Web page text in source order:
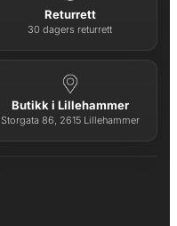
Returrett
30 dagers returrett
Butikk i Lillehammer
Storgata 86, 2615 Lillehammer